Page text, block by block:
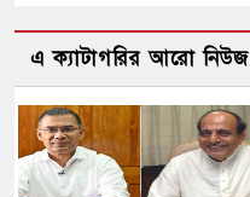
এ ক্যাটাগরির আরো নিউজ